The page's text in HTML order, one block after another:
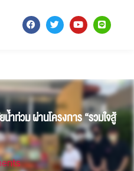
ท่วม ผ่านโครงการ “รวมใจสู้